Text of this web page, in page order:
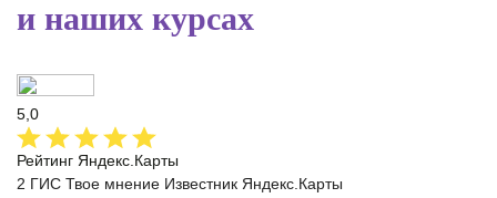
и наших курсах
5,0
Рейтинг Яндекс.Карты
2 ГИС Твое мнение Известник Яндекс.Карты